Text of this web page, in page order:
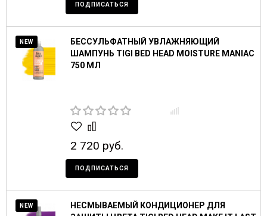
ПОДПИСАТЬСЯ
NEW
БЕССУЛЬФАТНЫЙ УВЛАЖНЯЮЩИЙ
ШАМПУНЬ TIGI BED HEAD MOISTURE MANIAC
750 МЛ
2 720 руб.
ПОДПИСАТЬСЯ
NEW
НЕСМЫВАЕМЫЙ КОНДИЦИОНЕР ДЛЯ